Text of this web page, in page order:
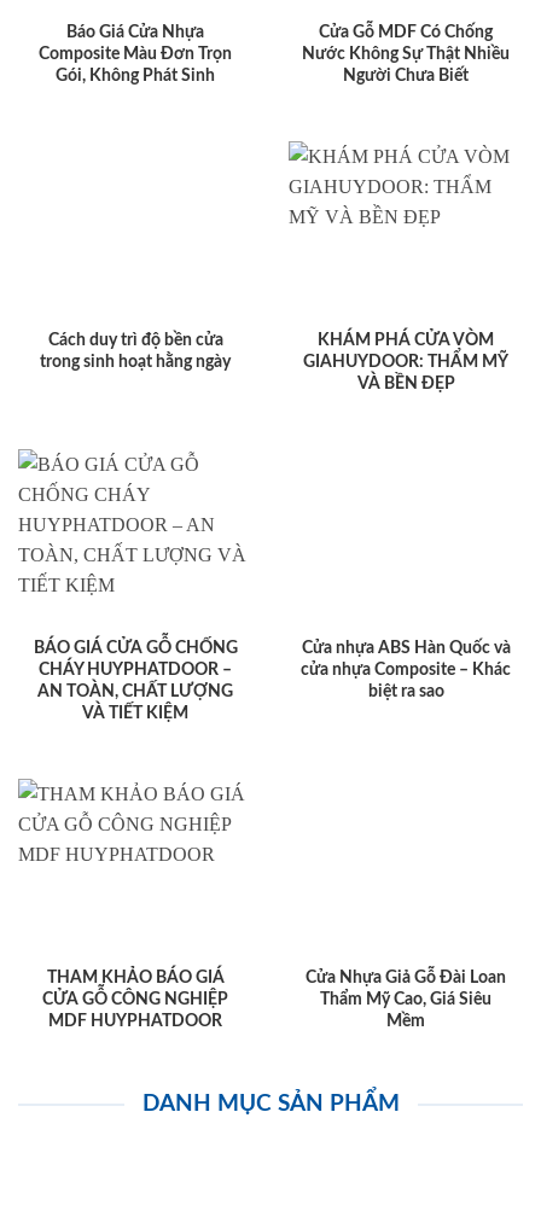
Báo Giá Cửa Nhựa
Composite Màu Đơn Trọn
Gói, Không Phát Sinh
Cửa Gỗ MDF Có Chống
Nước Không Sự Thật Nhiều
Người Chưa Biết
Cách duy trì độ bền cửa
trong sinh hoạt hằng ngày
KHÁM PHÁ CỬA VÒM
GIAHUYDOOR: THẨM MỸ
VÀ BỀN ĐẸP
BÁO GIÁ CỬA GỖ CHỐNG
CHÁY HUYPHATDOOR –
AN TOÀN, CHẤT LƯỢNG
VÀ TIẾT KIỆM
Cửa nhựa ABS Hàn Quốc và
cửa nhựa Composite – Khác
biệt ra sao
THAM KHẢO BÁO GIÁ
CỬA GỖ CÔNG NGHIỆP
MDF HUYPHATDOOR
Cửa Nhựa Giả Gỗ Đài Loan
Thẩm Mỹ Cao, Giá Siêu
Mềm
DANH MỤC SẢN PHẨM